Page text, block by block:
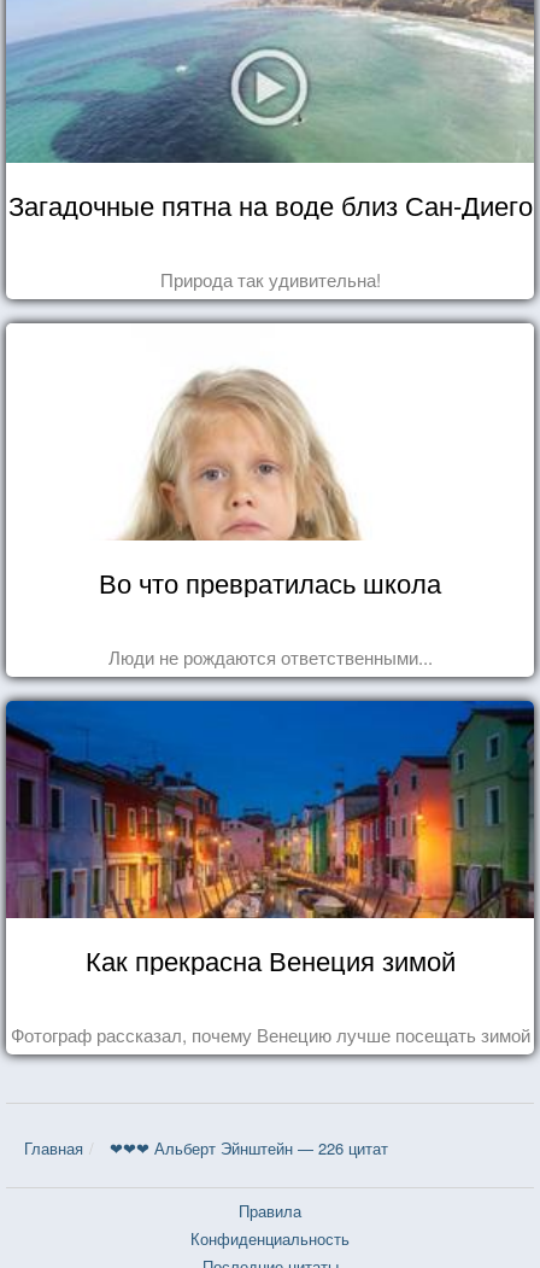
Загадочные пятна на воде близ Сан-Диего
Природа так удивительна!
Во что превратилась школа
Люди не рождаются ответственными...
Как прекрасна Венеция зимой
Фотограф рассказал, почему Венецию лучше посещать зимой
Главная ❤❤❤ Альберт Эйнштейн — 226 цитат
Правила
Конфиденциальность